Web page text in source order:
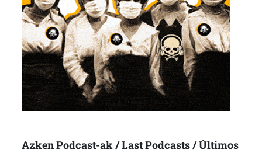
Azken Podcast-ak / Last Podcasts / Últimos